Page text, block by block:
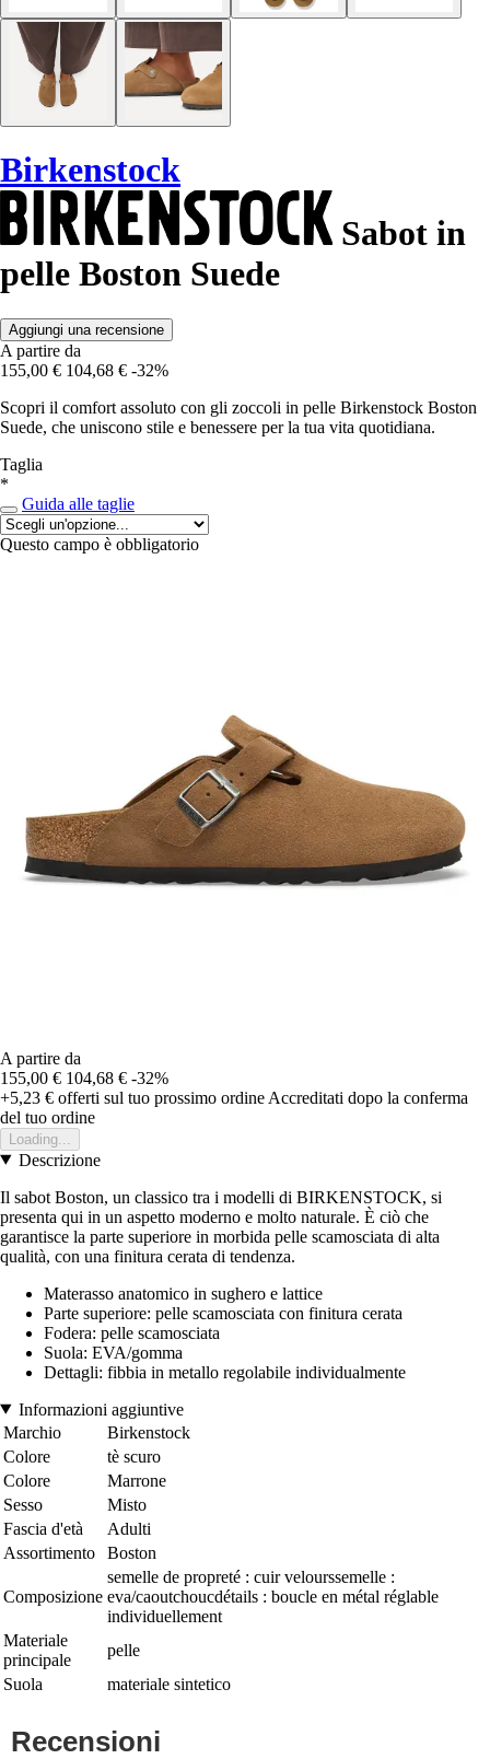
Birkenstock
Sabot in
pelle Boston Suede
Aggiungi una recensione
A partire da
155,00 € 104,68 € -32%
Scopri il comfort assoluto con gli zoccoli in pelle Birkenstock Boston
Suede, che uniscono stile e benessere per la tua vita quotidiana.
Taglia
*
Guida alle taglie
Questo campo è obbligatorio
A partire da
155,00 € 104,68 € -32%
+5,23 € offerti sul tuo prossimo ordine Accreditati dopo la conferma
del tuo ordine
Loading...
Descrizione
Il sabot Boston, un classico tra i modelli di BIRKENSTOCK, si
presenta qui in un aspetto moderno e molto naturale. È ciò che
garantisce la parte superiore in morbida pelle scamosciata di alta
qualità, con una finitura cerata di tendenza.
Materasso anatomico in sughero e lattice
Parte superiore: pelle scamosciata con finitura cerata
Fodera: pelle scamosciata
Suola: EVA/gomma
Dettagli: fibbia in metallo regolabile individualmente
Informazioni aggiuntive
Marchio
Birkenstock
Colore
tè scuro
Colore
Marrone
Sesso
Misto
Fascia d'età
Adulti
Assortimento
Boston
Composizione
semelle de propreté : cuir velourssemelle :
eva/caoutchoucdétails : boucle en métal réglable
individuellement
Materiale
principale
pelle
Suola
materiale sintetico